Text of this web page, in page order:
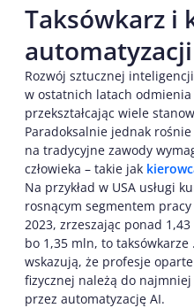
Taksówkarz i
Rozwój sztucznej
w ostatnich latach
przekształcając wiele
Paradoksalnie jednak
na tradycyjne zawody
człowieka – takie jak
Na przykład w USA usługi
rosnącym segmentem
2023, zrzeszając ponad
bo 1,35 mln, to
wskazują, że profesje
fizycznej należą do najmniej
przez automatyzację AI.